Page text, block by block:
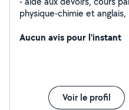
physique-chimie et
bricolage
Aucun avis pour l'instant
Voir le profil